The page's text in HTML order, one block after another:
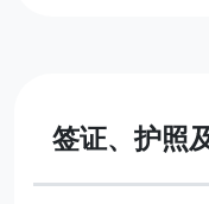
签证、护照